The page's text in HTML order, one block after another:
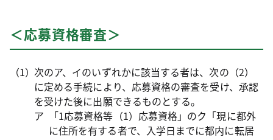
＜応募資格審査＞
次のア、イのいずれかに該当する者は、次の（2）
に定める手続により、応募資格の審査を受け、承認
を受けた後に出願できるものとする。
「1応募資格等（1）応募資格」のク「現に都外
に住所を有する者で、入学日までに都内に転居